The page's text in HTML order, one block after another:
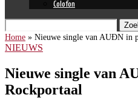
Colofon
Home » Nieuwe single van AUÐN in
NIEUWS
Nieuwe single van
Rockportaal